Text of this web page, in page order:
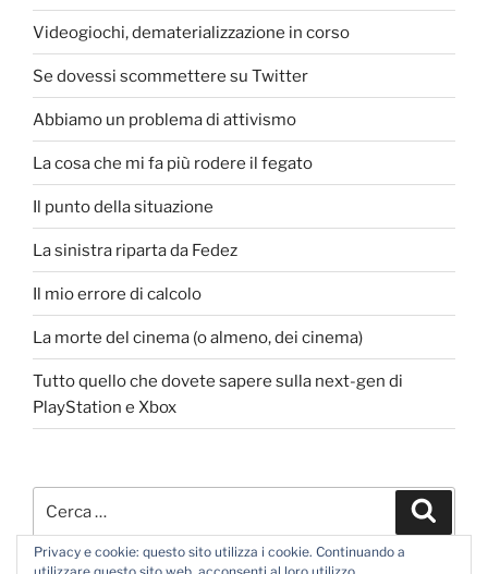
Videogiochi, dematerializzazione in corso
Se dovessi scommettere su Twitter
Abbiamo un problema di attivismo
La cosa che mi fa più rodere il fegato
Il punto della situazione
La sinistra riparta da Fedez
Il mio errore di calcolo
La morte del cinema (o almeno, dei cinema)
Tutto quello che dovete sapere sulla next-gen di
PlayStation e Xbox
Privacy e cookie: questo sito utilizza i cookie. Continuando a